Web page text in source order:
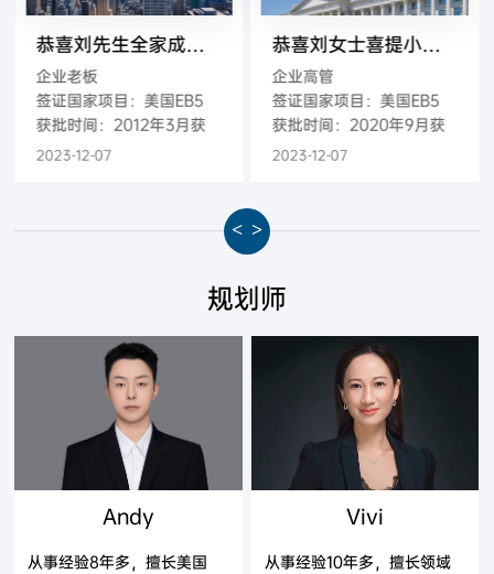
恭喜刘先生全家成功移民美国
企业老板
签证国家项目：美国EB5
获批时间：2012年3月获
批-2013月3月登陆
2023-12-07
恭喜刘女士喜提小绿卡，并成功递交829申请
企业高管
签证国家项目：美国EB5
获批时间：2020年9月获
批-2020年9月获得绿卡
2023-12-07
< >
规划师
Andy
从事经验8年多，擅长美国
Vivi
从事经验10年多，擅长领域